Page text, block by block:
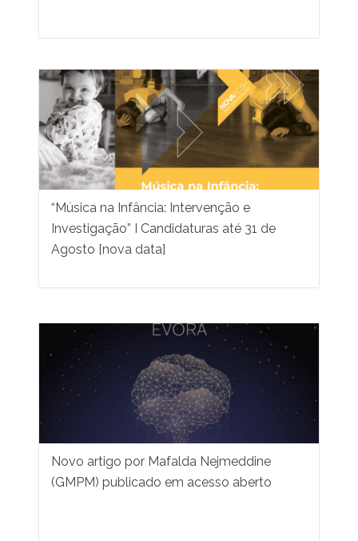
“Música na Infância: Intervenção e
Investigação” I Candidaturas até 31 de
Agosto [nova data]
Novo artigo por Mafalda Nejmeddine
(GMPM) publicado em acesso aberto